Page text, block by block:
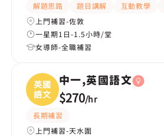
解題思路 題目講解 互動教學
上門補習-佐敦
一星期1日-1.5小時/堂
女導師-全職補習
英國
語文
中一,英國語文
$270/hr
長期補習
上門補習-天水圍